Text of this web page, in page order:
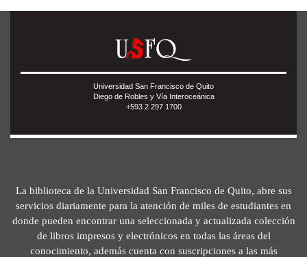
Universidad San Francisco de Quito
Diego de Robles y Vía Interoceánica
+593 2 297 1700
La biblioteca de la Universidad San Francisco de Quito, abre sus
servicios diariamente para la atención de miles de estudiantes en
donde pueden encontrar una seleccionada y actualizada colección
de libros impresos y electrónicos en todas las áreas del
conocimiento, además cuenta con suscripciones a las más